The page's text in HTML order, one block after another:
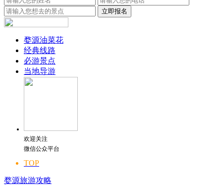
婺源油菜花
经典线路
必游景点
当地导游
欢迎关注
微信公众平台
TOP
婺源旅游攻略